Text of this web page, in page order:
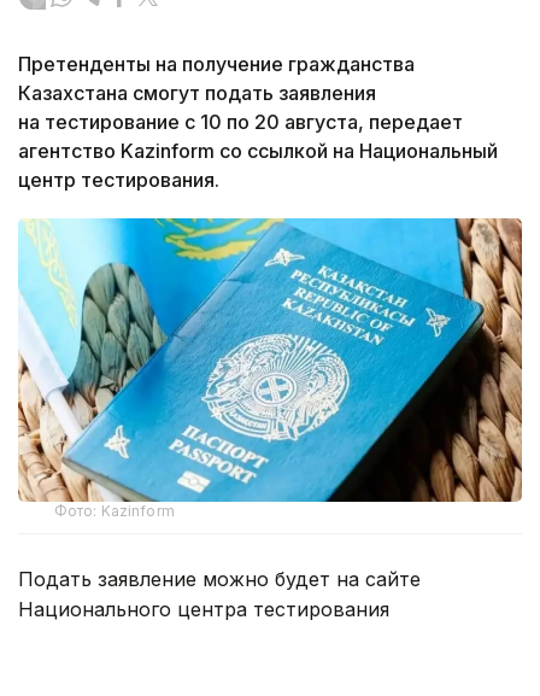
Претенденты на получение гражданства
Казахстана смогут подать заявления
на тестирование с 10 по 20 августа, передает
агентство Kazinform со ссылкой на Национальный
центр тестирования.
Фото: Kazinform
Подать заявление можно будет на сайте
Национального центра тестирования